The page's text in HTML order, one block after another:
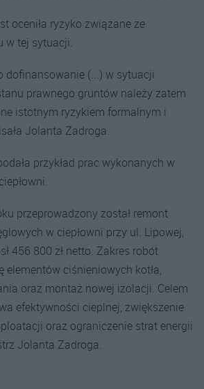
oceniła ryzyko związane ze
w tej sytuacji.
dofinansowanie (...) w sytuacji
prawnego gruntów należy zatem
istotnym ryzykiem formalnym i
Jolanta Zadroga.
przykład prac wykonanych w
przeprowadzony został remont
w ciepłowni przy ul. Lipowej,
456 800 zł netto. Zakres robót
elementów ciśnieniowych kotła,
oraz montaż nowej izolacji. Celem
efektywności cieplnej, zwiększenie
oraz ograniczenie strat energii
Jolanta Zadroga.